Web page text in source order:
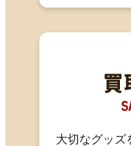
大切なグッズ